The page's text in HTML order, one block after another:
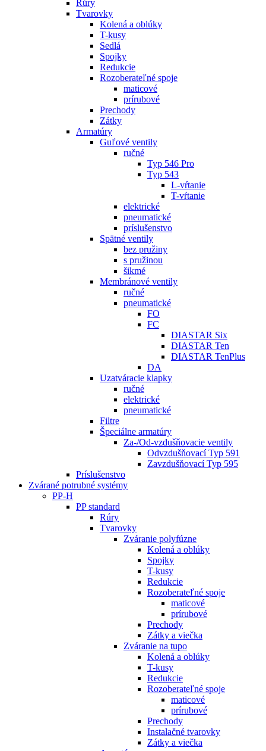
Rúry
Tvarovky
Kolená a oblúky
T-kusy
Sedlá
Spojky
Redukcie
Rozoberateľné spoje
maticové
prírubové
Prechody
Zátky
Armatúry
Guľové ventily
ručné
Typ 546 Pro
Typ 543
L-vŕtanie
T-vŕtanie
elektrické
pneumatické
príslušenstvo
Spätné ventily
bez pružiny
s pružinou
šikmé
Membránové ventily
ručné
pneumatické
FO
FC
DIASTAR Six
DIASTAR Ten
DIASTAR TenPlus
DA
Uzatváracie klapky
ručné
elektrické
pneumatické
Filtre
Špeciálne armatúry
Za-/Od-vzdušňovacie ventily
Odvzdušňovací Typ 591
Zavzdušňovací Typ 595
Príslušenstvo
Zvárané potrubné systémy
PP-H
PP standard
Rúry
Tvarovky
Zváranie polyfúzne
Kolená a oblúky
Spojky
T-kusy
Redukcie
Rozoberateľné spoje
maticové
prírubové
Prechody
Zátky a viečka
Zváranie na tupo
Kolená a oblúky
T-kusy
Redukcie
Rozoberateľné spoje
maticové
prírubové
Prechody
Instalačné tvarovky
Zátky a viečka